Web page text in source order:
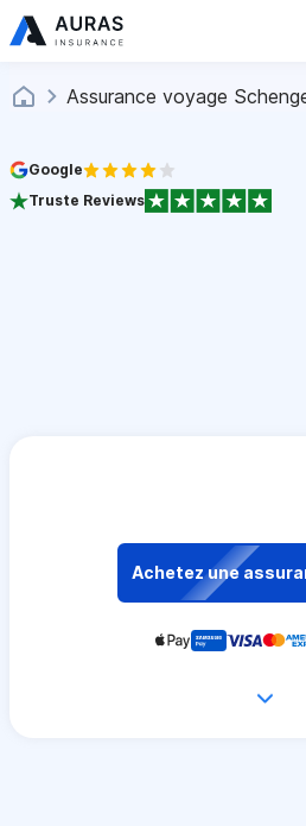
Assurance voyage
Google
Truste Reviews
Achetez une